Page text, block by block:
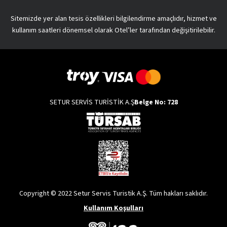
Sitemizde yer alan tesis özellikleri bilgilendirme amaçlıdır, hizmet ve
kullanım saatleri dönemsel olarak Otel’ler tarafından değişitirilebilir.
SETUR SERVİS TURİSTİK A.ŞBelge No: 728
Copyright © 2022 Setur Servis Turistik A.Ş. Tüm hakları saklıdır.
Kullanım Koşulları